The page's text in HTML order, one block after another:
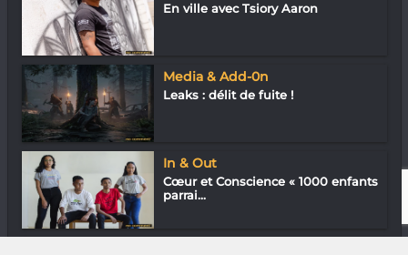
En ville avec Tsiory Aaron
Media & Add-0n
Leaks : délit de fuite !
In & Out
Cœur et Conscience « 1000 enfants
parrai...